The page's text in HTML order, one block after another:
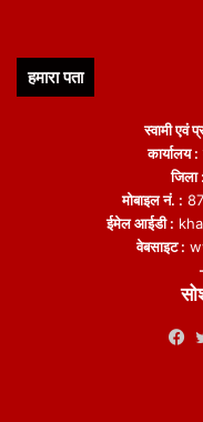
हमारा पता
स्वामी एवं
कार्यालय :
जिला :
मोबाइल नं. :
ईमेल आईडी :
वेबसाइट :